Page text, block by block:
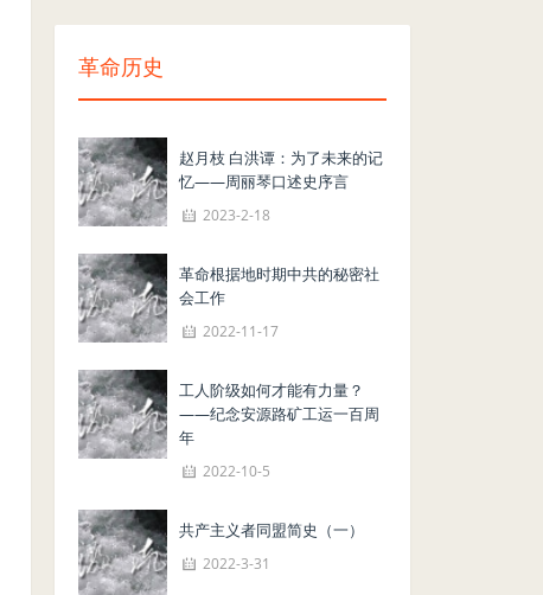
革命历史
赵月枝 白洪谭：为了未来的记
忆——周丽琴口述史序言
2023-2-18
革命根据地时期中共的秘密社
会工作
2022-11-17
工人阶级如何才能有力量？
——纪念安源路矿工运一百周
年
2022-10-5
共产主义者同盟简史（一）
2022-3-31